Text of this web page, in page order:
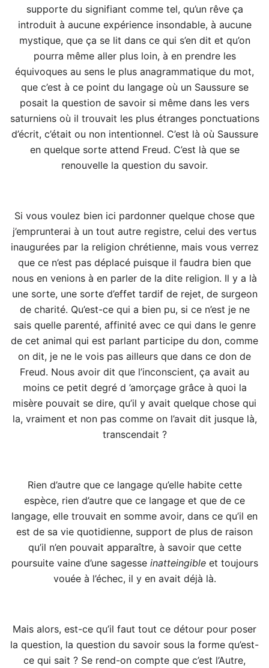
supporte du signifiant comme tel, qu’un rêve ça
introduit à aucune expérience insondable, à aucune
mystique, que ça se lit dans ce qui s’en dit et qu’on
pourra même aller plus loin, à en prendre les
équivoques au sens le plus anagrammatique du mot,
que c’est à ce point du langage où un Saussure se
posait la question de savoir si même dans les vers
saturniens où il trouvait les plus étranges ponctuations
d’écrit, c’était ou non intentionnel. C’est là où Saussure
en quelque sorte attend Freud. C’est là que se
renouvelle la question du savoir.
Si vous voulez bien ici pardonner quelque chose que
j’emprunterai à un tout autre registre, celui des vertus
inaugurées par la religion chrétienne, mais vous verrez
que ce n’est pas déplacé puisque il faudra bien que
nous en venions à en parler de la dite religion. Il y a là
une sorte, une sorte d’effet tardif de rejet, de surgeon
de charité. Qu’est-ce qui a bien pu, si ce n’est je ne
sais quelle parenté, affinité avec ce qui dans le genre
de cet animal qui est parlant participe du don, comme
on dit, je ne le vois pas ailleurs que dans ce don de
Freud. Nous avoir dit que l’inconscient, ça avait au
moins ce petit degré d ’amorçage grâce à quoi la
misère pouvait se dire, qu’il y avait quelque chose qui
la, vraiment et non pas comme on l’avait dit jusque là,
transcendait ?
Rien d’autre que ce langage qu’elle habite cette
espèce, rien d’autre que ce langage et que de ce
langage, elle trouvait en somme avoir, dans ce qu’il en
est de sa vie quotidienne, support de plus de raison
qu’il n’en pouvait apparaître, à savoir que cette
poursuite vaine d’une sagesse inatteingibleet toujours
vouée à l’échec, il y en avait déjà là.
Mais alors, est-ce qu’il faut tout ce détour pour poser
la question, la question du savoir sous la forme qu’est-
ce qui sait ? Se rend-on compte que c’est l’Autre,